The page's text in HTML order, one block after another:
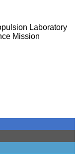
Laboratory
Mission